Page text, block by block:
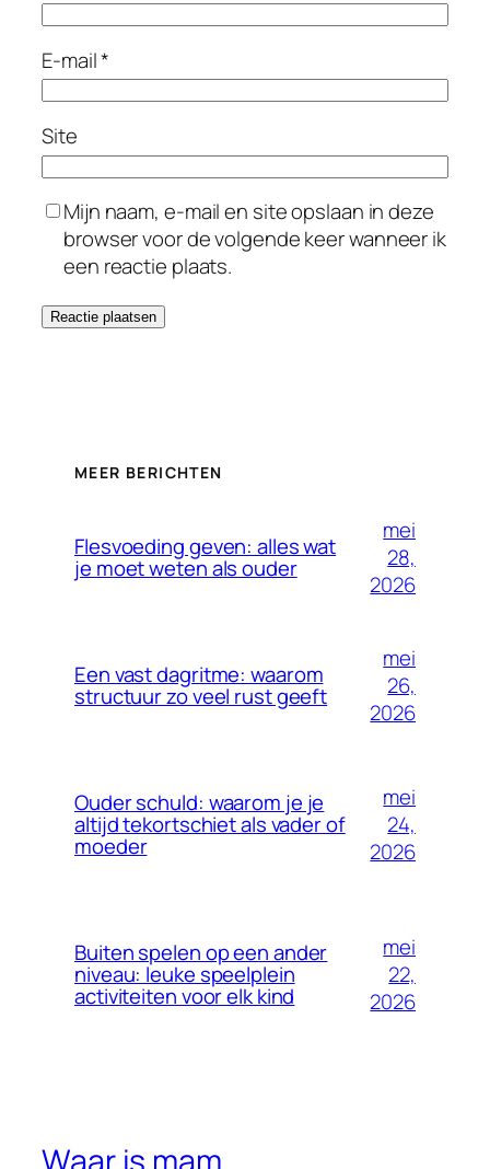
E-mail*
Site
Mijn naam, e-mail en site opslaan in deze
browser voor de volgende keer wanneer ik
een reactie plaats.
MEER BERICHTEN
Flesvoeding geven: alles wat
je moet weten als ouder
mei
28,
2026
Een vast dagritme: waarom
structuur zo veel rust geeft
mei
26,
2026
Ouder schuld: waarom je je
altijd tekortschiet als vader of
moeder
mei
24,
2026
Buiten spelen op een ander
niveau: leuke speelplein
activiteiten voor elk kind
mei
22,
2026